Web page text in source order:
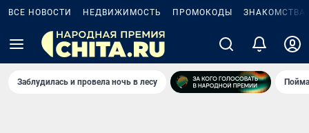
ВСЕ НОВОСТИ НЕДВИЖИМОСТЬ ПРОМОКОДЫ ЗНАКОМСТВА
Заблудилась и провела ночь в лесу